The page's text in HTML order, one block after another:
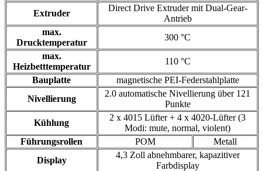
Extruder
Direct Drive Extruder mit Dual-Gear-
Antrieb
max.
Drucktemperatur
300 °C
max.
Heizbetttemperatur
110 °C
Bauplatte
magnetische PEI-Federstahlplatte
Nivellierung
2.0 automatische Nivellierung über 121
Punkte
Kühlung
2 x 4015 Lüfter + 4 x 4020-Lüfter (3
Modi: mute, normal, violent)
Führungsrollen
POM
Metall
Display
4,3 Zoll abnehmbarer, kapazitiver
Farbdisplay